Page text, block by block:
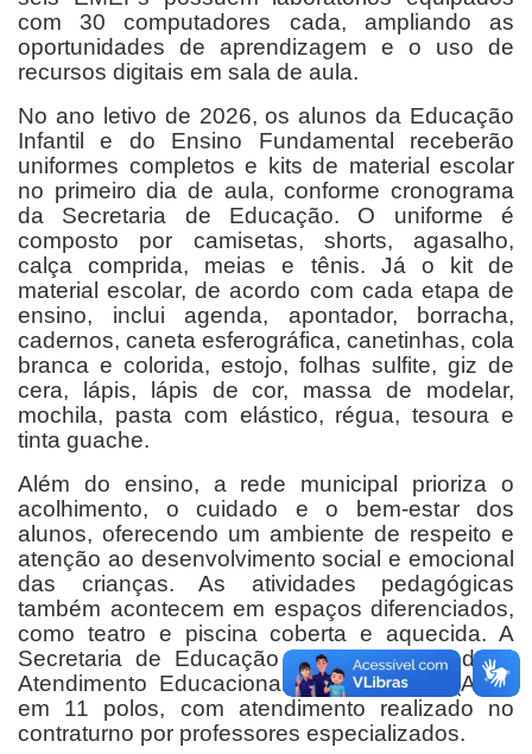
com 30 computadores cada, ampliando as
oportunidades de aprendizagem e o uso de
recursos digitais em sala de aula.
No ano letivo de 2026, os alunos da Educação
Infantil e do Ensino Fundamental receberão
uniformes completos e kits de material escolar
no primeiro dia de aula, conforme cronograma
da Secretaria de Educação. O uniforme é
composto por camisetas, shorts, agasalho,
calça comprida, meias e tênis. Já o kit de
material escolar, de acordo com cada etapa de
ensino, inclui agenda, apontador, borracha,
cadernos, caneta esferográfica, canetinhas, cola
branca e colorida, estojo, folhas sulfite, giz de
cera, lápis, lápis de cor, massa de modelar,
mochila, pasta com elástico, régua, tesoura e
tinta guache.
Além do ensino, a rede municipal prioriza o
acolhimento, o cuidado e o bem-estar dos
alunos, oferecendo um ambiente de respeito e
atenção ao desenvolvimento social e emocional
das crianças. As atividades pedagógicas
também acontecem em espaços diferenciados,
como teatro e piscina coberta e aquecida. A
Secretaria de Educação disponibiliza ainda o
Atendimento Educacional Especializado (AEE)
em 11 polos, com atendimento realizado no
contraturno por professores especializados.